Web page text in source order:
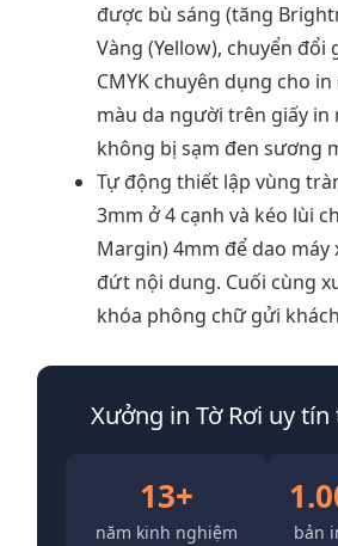
được bù sáng (tăng
Vàng (Yellow), chuyển đổi
CMYK chuyên dụng cho
màu da người trên giấy in
không bị sạm đen sương
Tự động thiết lập vùng
3mm ở 4 cạnh và kéo lùi
Margin) 4mm để dao máy
đứt nội dung. Cuối cùng
khóa phông chữ gửi
Xưởng in Tờ Rơi uy tín
13+
năm kinh nghiệm bản